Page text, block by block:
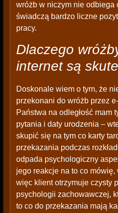
wróżb w niczym nie odbiega
świadczą bardzo liczne
pracy.
Dlaczego
internet są
Doskonale wiem o tym, że
przekonani do wróżb przez
Państwa na odległość mam
pytania i daty urodzenia –
skupić się na tym co karty
przekazania podczas
odpada psychologiczny
jego reakcje na to co
więc klient otrzymuje czysty
psychologii zachowawczej,
to co do przekazania mają